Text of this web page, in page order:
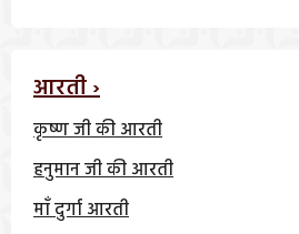
आरती ›
कृष्ण जी की आरती
हनुमान जी की आरती
माँ दुर्गा आरती